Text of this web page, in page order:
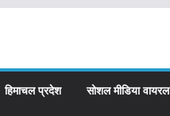
हिमाचल प्रदेश सोशल मीडिया वायरल